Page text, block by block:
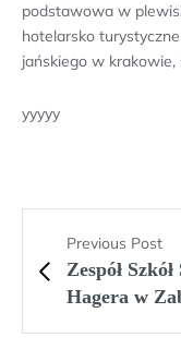
podstawowa w
hotelarsko turystyczne
jańskiego w krakowie,
yyyyy
Previous Post
Zespół
Hagera w